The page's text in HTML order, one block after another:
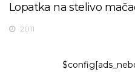
Lopatka na stelivo
2011